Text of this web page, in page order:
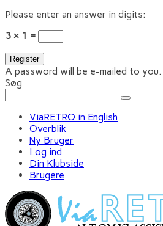
Please enter an answer in digits:
3 × 1 =
A password will be e-mailed to you.
Søg
ViaRETRO in English
Overblik
Ny Bruger
Log ind
Din Klubside
Brugere